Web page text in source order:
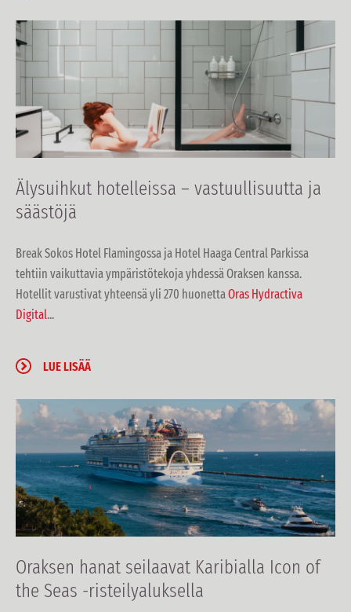
Älysuihkut hotelleissa – vastuullisuutta ja
säästöjä
Break Sokos Hotel Flamingossa ja Hotel Haaga Central Parkissa
tehtiin vaikuttavia ympäristötekoja yhdessä Oraksen kanssa.
Hotellit varustivat yhteensä yli 270 huonettaOras Hydractiva
Digital...
LUE LISÄÄ
Oraksen hanat seilaavat Karibialla Icon of
the Seas -risteilyaluksella